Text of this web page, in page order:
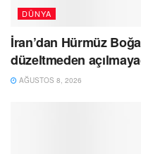
DÜNYA
İran’dan Hürmüz
düzeltmeden
AĞUSTOS 8, 2026